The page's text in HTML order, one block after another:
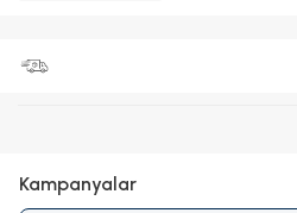
Kampanyalar